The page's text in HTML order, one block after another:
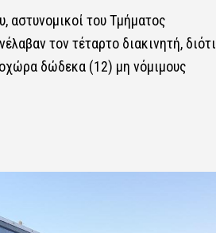
αστυνομικοί του Τμήματος
τον τέταρτο διακινητή, διότι
δώδεκα (12) μη νόμιμους